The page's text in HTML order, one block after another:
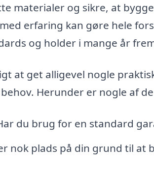
materialer og sikre, at
erfaring kan gøre hele
og holder i mange år
at get alligevel nogle
Herunder er nogle af
du brug for en standard
nok plads på din grund til